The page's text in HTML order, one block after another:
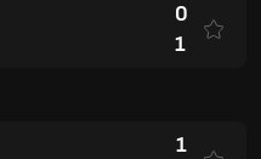
0
1
1